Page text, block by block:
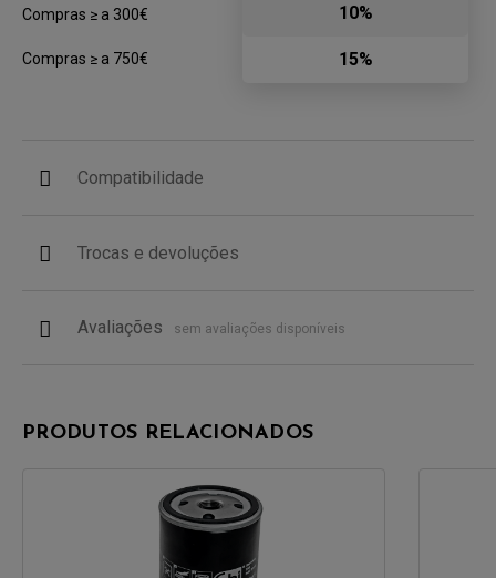
Compras ≥ a 300€
Compras ≥ a 750€
10%
15%
Compatibilidade
Trocas e devoluções
Avaliações sem avaliações disponíveis
PRODUTOS RELACIONADOS